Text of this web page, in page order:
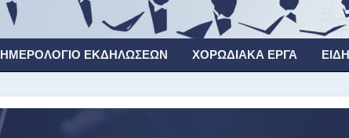
ΗΜΕΡΟΛΌΓΙΟ ΕΚΔΗΛΏΣΕΩΝ ΧΟΡΩΔΙΑΚΆ ΈΡΓΑ